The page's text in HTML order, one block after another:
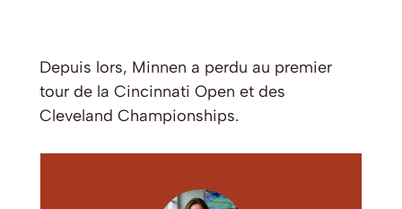
Depuis lors, Minnen a perdu au premier
tour de la Cincinnati Open et des
Cleveland Championships.